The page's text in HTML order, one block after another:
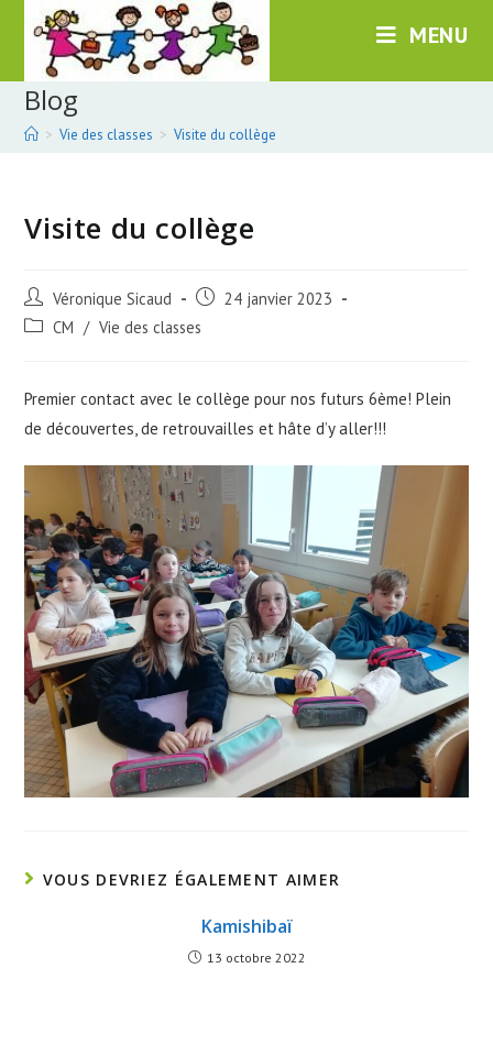
content
MENU
Blog
> Vie des classes > Visite du collège
Visite du collège
Post
author:
Véronique Sicaud
Post
published:
24 janvier 2023
Post CM / Vie des classes
Premier contact avec le collège pour nos futurs 6ème! Plein
de découvertes, de retrouvailles et hâte d’y aller!!!
VOUS DEVRIEZ ÉGALEMENT AIMER
Kamishibaï
13 octobre 2022